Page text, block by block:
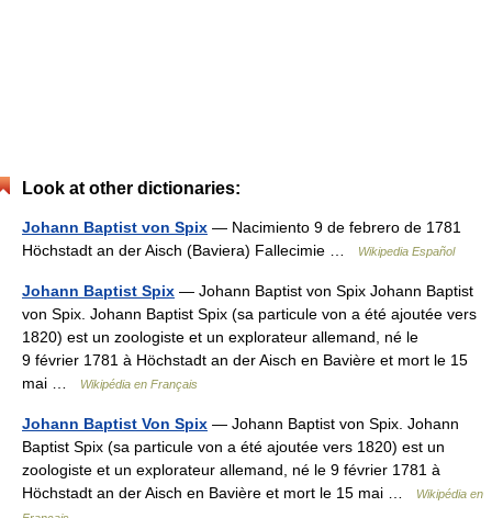
Look at other dictionaries:
Johann Baptist von Spix — Nacimiento 9 de febrero de 1781
Höchstadt an der Aisch (Baviera) Fallecimie …
Wikipedia Español
Johann Baptist Spix — Johann Baptist von Spix Johann Baptist
von Spix. Johann Baptist Spix (sa particule von a été ajoutée vers
1820) est un zoologiste et un explorateur allemand, né le
9 février 1781 à Höchstadt an der Aisch en Bavière et mort le 15
mai …
Wikipédia en Français
Johann Baptist Von Spix — Johann Baptist von Spix. Johann
Baptist Spix (sa particule von a été ajoutée vers 1820) est un
zoologiste et un explorateur allemand, né le 9 février 1781 à
Höchstadt an der Aisch en Bavière et mort le 15 mai …
Wikipédia en